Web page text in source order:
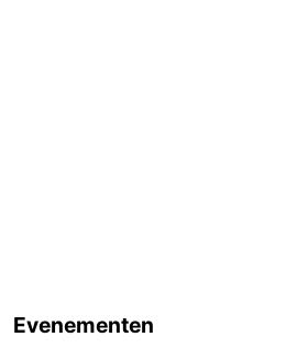
Evenementen